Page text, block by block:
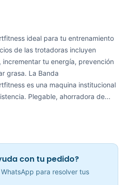
Banda Trotadora REIMS - Sport Fitness 72029
ideal para tu entrenamiento
de las trotadoras incluyen
tu energía, prevención
grasa. La Banda
es una maquina institucional
Plegable, ahorradora de...
con tu pedido?
para resolver tus